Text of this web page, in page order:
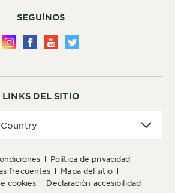
LINKS DEL SITIO
política de privacidad
frecuentes
mapa del sitio
cookies
declaración accesibilidad
Country
SEGUÍNOS